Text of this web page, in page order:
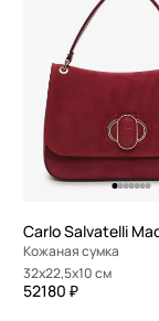
Кожаная сумка
32x22,5x10 см
52180 ₽